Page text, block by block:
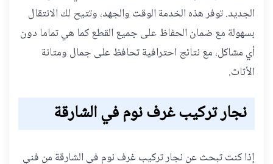
الجديد. توفر هذه الخدمة الوقت والجهد، وتتيح لك الانتقال
بسهولة مع ضمان الحفاظ على جميع القطع كما هي تماما دون
أي مشاكل، مع نتائج احترافية تحافظ على جمال ومتانة
الأثاث.
نجار تركيب غرف نوم في الشارقة
إذا كنت تبحث عن نجار تركيب غرف نوم في الشارقة من فني